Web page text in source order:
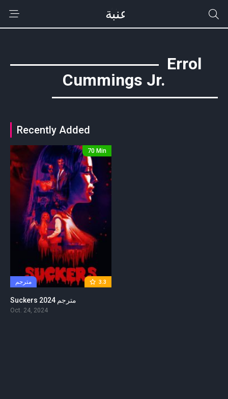
Errol
Cummings Jr.
Recently Added
3.3 مترجم
70 Min
Suckers 2024 مترجم
Oct. 24, 2024